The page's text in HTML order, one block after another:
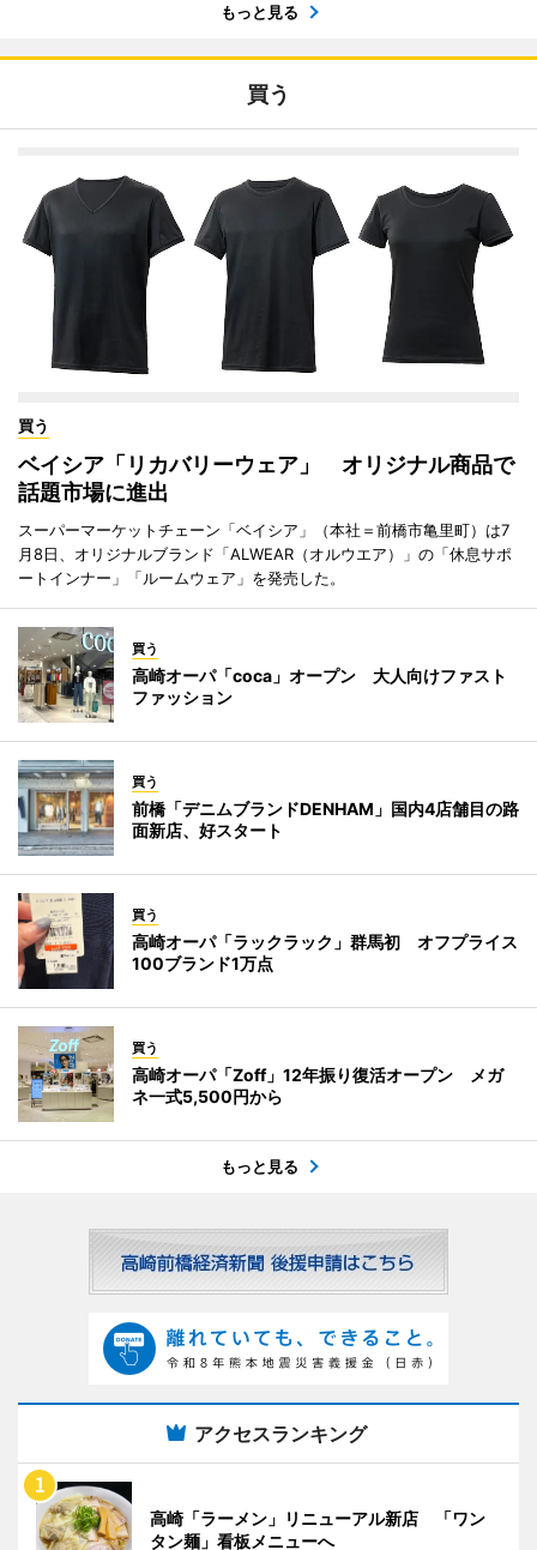
もっと見る
買う
買う
ベイシア「リカバリーウェア」 オリジナル商品で
話題市場に進出
スーパーマーケットチェーン「ベイシア」（本社＝前橋市亀里町）は7
月8日、オリジナルブランド「ALWEAR（オルウエア）」の「休息サポ
ートインナー」「ルームウェア」を発売した。
買う
高崎オーパ「coca」オープン 大人向けファスト
ファッション
買う
前橋「デニムブランドDENHAM」国内4店舗目の路
面新店、好スタート
買う
高崎オーパ「ラックラック」群馬初 オフプライス
100ブランド1万点
買う
高崎オーパ「Zoff」12年振り復活オープン メガ
ネ一式5,500円から
もっと見る
アクセスランキング
高崎「ラーメン」リニューアル新店 「ワン
タン麺」看板メニューへ